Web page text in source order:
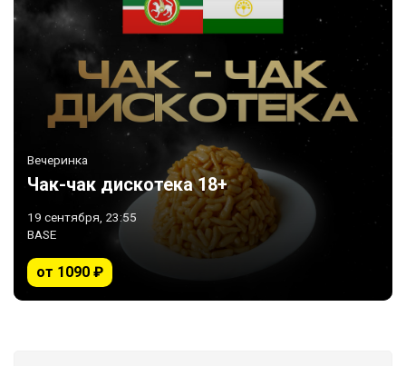
Вечеринка
Чак-чак дискотека 18+
19 сентября, 23:55
BASE
от 1090 ₽